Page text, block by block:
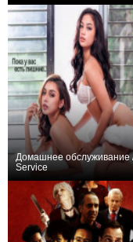
Домашнее обслуживание
Service